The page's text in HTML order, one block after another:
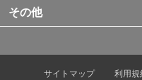
その他
サイトマップ 利用規